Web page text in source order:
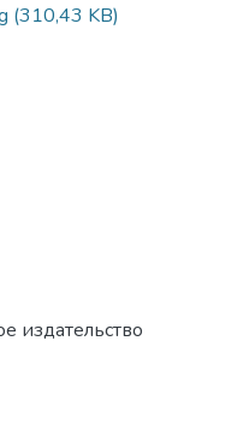
(310,43 KB)
издательство